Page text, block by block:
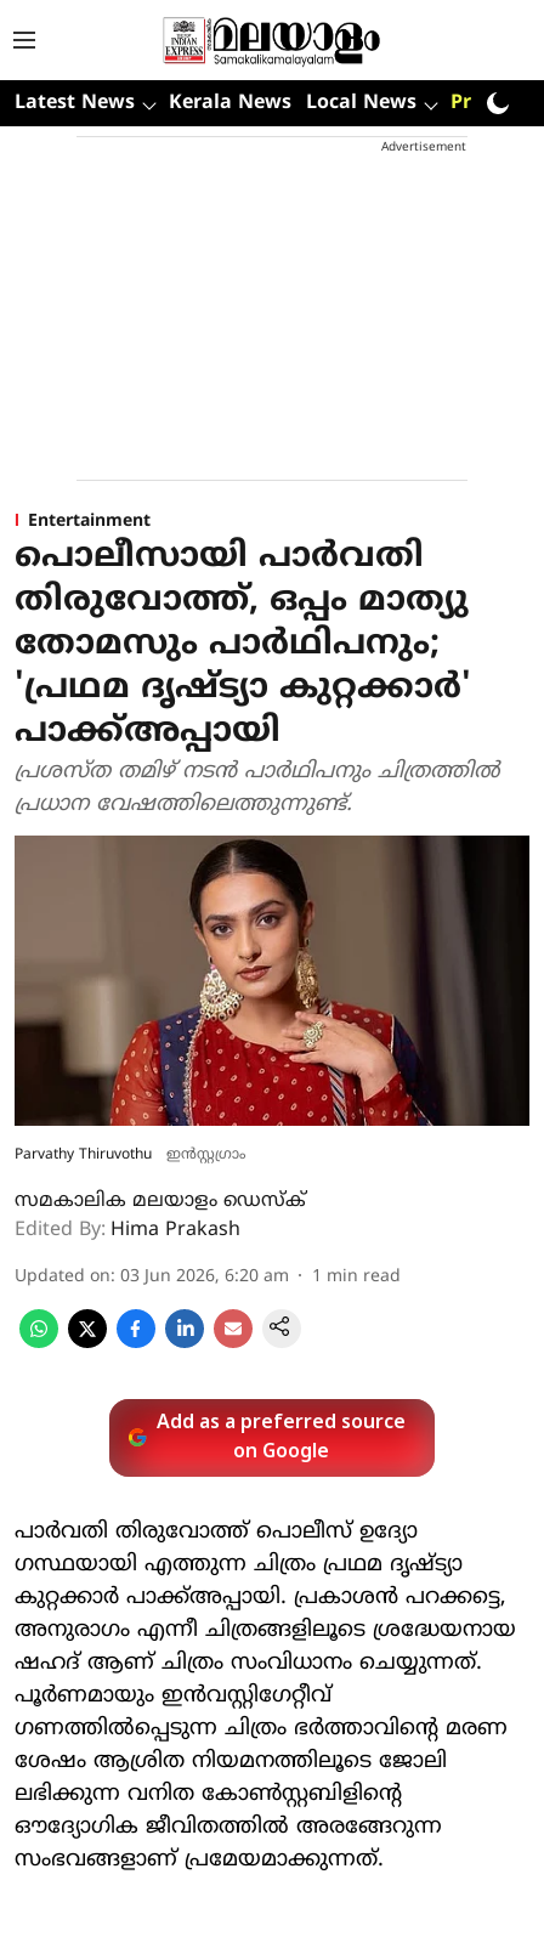
Latest News Kerala News Local News Premium
Advertisement
Entertainment
പൊലീസായി പാർവതി
തിരുവോത്ത്, ഒപ്പം മാത്യു
തോമസും പാർഥിപനും;
'പ്രഥമ ദൃഷ്‌ട്യാ കുറ്റക്കാർ'
പാക്ക്അപ്പായി
പ്രശസ്ത തമിഴ് നടൻ പാർഥിപനും ചിത്രത്തിൽ
പ്രധാന വേഷത്തിലെത്തുന്നുണ്ട്.
Parvathy Thiruvothu ഇൻസ്റ്റ​ഗ്രാം
സമകാലിക മലയാളം ഡെസ്ക്
Edited By: Hima Prakash
Updated on: 03 Jun 2026, 6:20 am 1 min read
Add as a preferred source
on Google
പാർവതി തിരുവോത്ത് പൊലീസ് ഉദ്യോ​
ഗസ്ഥയായി എത്തുന്ന ചിത്രം പ്രഥമ ദൃഷ്‌ട്യാ
കുറ്റക്കാർ പാക്ക്അപ്പായി. പ്രകാശൻ പറക്കട്ടെ,
അനുരാഗം എന്നീ ചിത്രങ്ങളിലൂടെ ശ്രദ്ധേയനായ
ഷഹദ് ആണ് ചിത്രം സംവിധാനം ചെയ്യുന്നത്.
പൂർണമായും ഇൻവസ്റ്റിഗേറ്റീവ്
ഗണത്തിൽപ്പെടുന്ന ചിത്രം ഭർത്താവിന്റെ മരണ
ശേഷം ആശ്രിത നിയമനത്തിലൂടെ ജോലി
ലഭിക്കുന്ന വനിത കോൺസ്റ്റബിളിന്റെ
ഔദ്യോഗിക ജീവിതത്തിൽ അരങ്ങേറുന്ന
സംഭവങ്ങളാണ് പ്രമേയമാക്കുന്നത്.